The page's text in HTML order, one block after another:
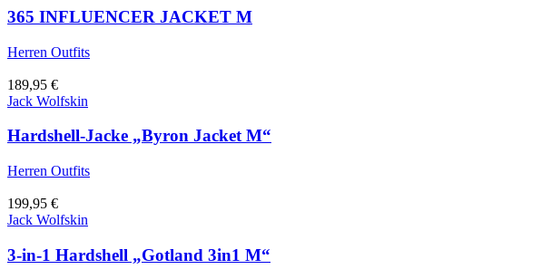
365 INFLUENCER JACKET M
Herren Outfits
189,95 €
Jack Wolfskin
Hardshell-Jacke „Byron Jacket M“
Herren Outfits
199,95 €
Jack Wolfskin
3-in-1 Hardshell „Gotland 3in1 M“